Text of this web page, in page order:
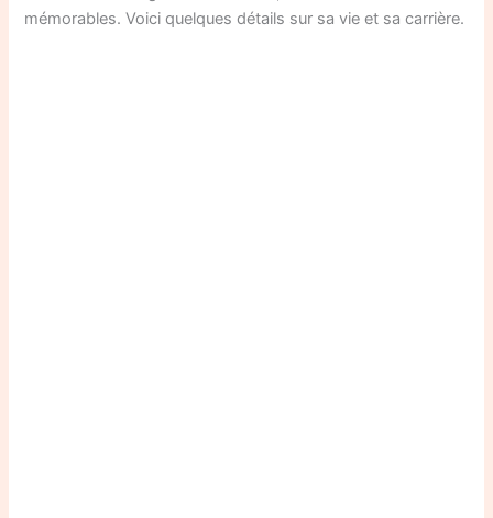
mémorables. Voici quelques détails sur sa vie et sa carrière.